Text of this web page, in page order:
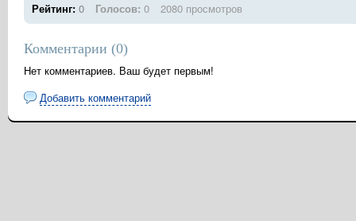
Рейтинг: 0 Голосов: 0 2080 просмотров
Комментарии (0)
Нет комментариев. Ваш будет первым!
Добавить комментарий